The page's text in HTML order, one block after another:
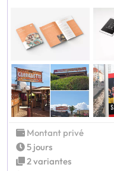
Montant privé
5 jours
2 variantes